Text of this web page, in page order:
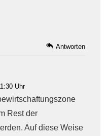
Antworten
Uhr
Rest der
Auf diese Weise